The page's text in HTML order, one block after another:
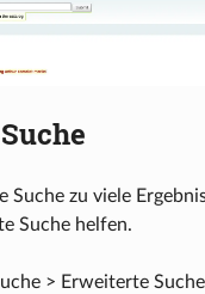
Suche zu viele
Suche helfen.
> Erweiterte Suche